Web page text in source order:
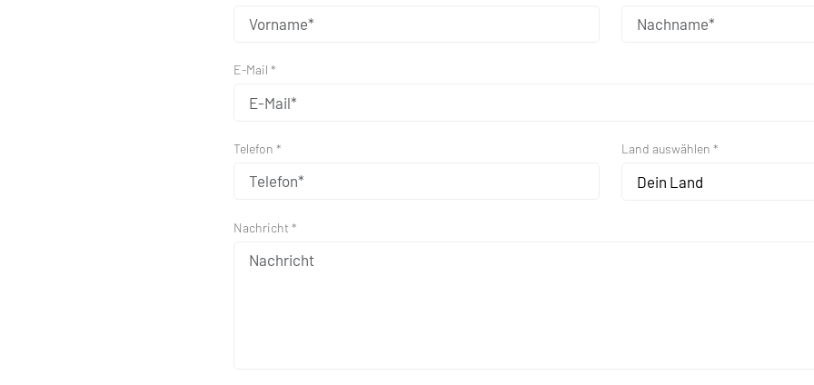
E-Mail *
Telefon * Land auswählen *
Dein Land
Nachricht *